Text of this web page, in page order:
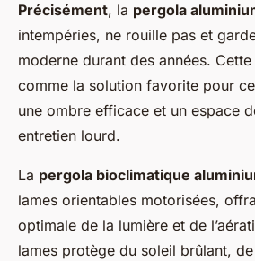
Précisément, la pergola
intempéries, ne rouille pas et
moderne durant des années.
comme la solution favorite pour
une ombre efficace et un espace
entretien lourd.
La pergola bioclimatique
lames orientables motorisées,
optimale de la lumière et de
lames protège du soleil brûlant,